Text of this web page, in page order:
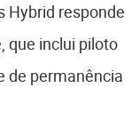
Hybrid responde
que inclui piloto
de permanência